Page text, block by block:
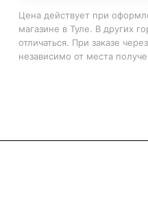
Цена действует при
магазине в Туле. В других
отличаться. При заказе
независимо от места